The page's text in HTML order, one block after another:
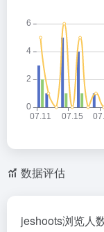
数据评估
jeshoots浏览人